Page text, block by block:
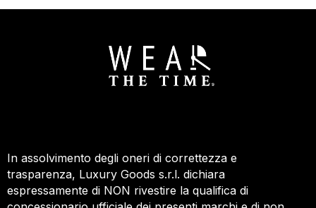
In assolvimento degli oneri di correttezza e
trasparenza, Luxury Goods s.r.l. dichiara
espressamente di NON rivestire la qualifica di